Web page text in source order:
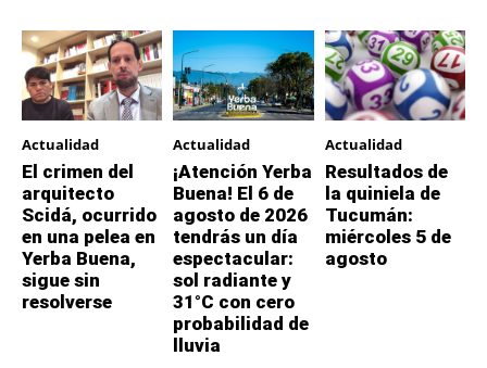
Actualidad
El crimen del
arquitecto
Scidá, ocurrido
en una pelea en
Yerba Buena,
sigue sin
resolverse
Actualidad
¡Atención Yerba
Buena! El 6 de
agosto de 2026
tendrás un día
espectacular:
sol radiante y
31°C con cero
probabilidad de
lluvia
Actualidad
Resultados de
la quiniela de
Tucumán:
miércoles 5 de
agosto